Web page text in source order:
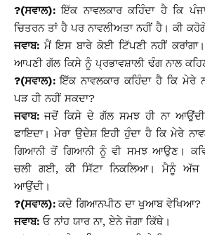
?(ਸਵਾਲ): ਇੱਕ ਨਾਵਲਕਾਰ ਕਹਿੰਦਾ ਹੈ ਕਿ
ਚਿਤਰਨ ਤਾਂ ਹੈ ਪਰ ਨਾਵਲੀਅਤਾ ਨਹੀਂ ਹੈ। ਕੀ
ਜਵਾਬ: ਮੈਂ ਇਸ ਬਾਰੇ ਕੋਈ ਟਿੱਪਣੀ ਨਹੀਂ ਕਰਾਂਗਾ।
ਆਪਣੀ ਗੱਲ ਕਿਸੇ ਨੂੰ ਪ੍ਰਭਾਵਸ਼ਾਲੀ ਢੰਗ ਨਾਲ
?(ਸਵਾਲ):ਇੱਕ ਨਾਵਲਕਾਰ ਕਹਿੰਦਾ ਹੈ ਕਿ ਮੇਰੇ
ਪੜ ਹੀ ਨਹੀਂ ਸਕਦਾ?
ਜਵਾਬ: ਜਦੋਂ ਕਿਸੇ ਦੇ ਗੱਲ ਸਮਝ ਹੀ ਨਾ ਆਉਂਦੀ
ਫਾਇਦਾ। ਮੇਰਾ ਉਦੇਸ਼ ਇਹੀ ਹੁੰਦਾ ਹੈ ਕਿ ਮੇਰੇ
ਗਿਆਨੀ ਤੋਂ ਗਿਆਨੀ ਨੂੰ ਵੀ ਸਮਝ ਆਉਣ।
ਚਲੀ ਗਈ, ਕੀ ਸਿੱਟਾ ਨਿਕਲਿਆ। ਮੈਨੂੰ ਅੱਜ
ਆਉਂਦੀ।
?(ਸਵਾਲ): ਕਦੇ ਗਿਆਨਪੀਠ ਦਾ ਖੁਆਬ ਵੇਖਿਆ?
ਜਵਾਬ: ਓ ਨਾਂਹ ਯਾਰ ਨਾ, ਏਨੇ ਜੋਗਾ ਕਿੱਥੇ।